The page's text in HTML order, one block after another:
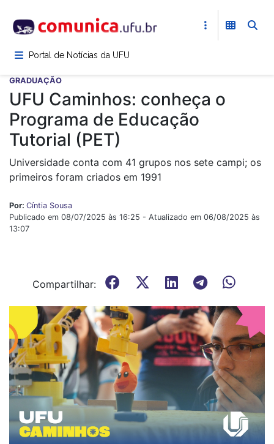
para
conteúdoPortal de Notícias da UFU
GRADUAÇÃO
UFU Caminhos: conheça o
Programa de Educação
Tutorial (PET)
Universidade conta com 41 grupos nos sete campi; os
primeiros foram criados em 1991
Por: Cíntia Sousa
Publicado em 08/07/2025 às 16:25 - Atualizado em 06/08/2025 às
13:07
Compartilhar: